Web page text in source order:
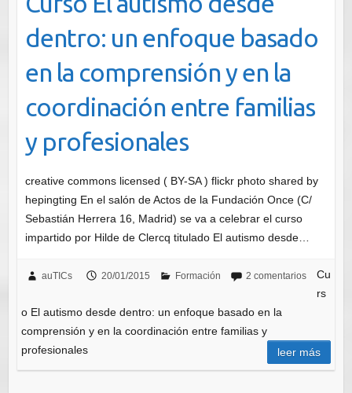
dentro: un enfoque basado
en la comprensión y en la
coordinación entre familias
y profesionales
creative commons licensed ( BY-SA ) flickr photo shared by
hepingting En el salón de Actos de la Fundación Once (C/
Sebastián Herrera 16, Madrid) se va a celebrar el curso
impartido por Hilde de Clercq titulado El autismo desde…
auTICs 20/01/2015 Formación 2 comentarios
Cu
rs
o El autismo desde dentro: un enfoque basado en la
comprensión y en la coordinación entre familias y
profesionales
leer más